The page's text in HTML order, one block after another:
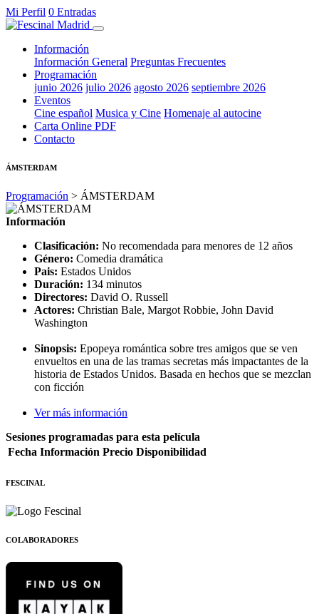
Mi Perfil 0 Entradas
Información
Información General Preguntas Frecuentes
Programación
junio 2026 julio 2026 agosto 2026 septiembre 2026
Eventos
Cine español Musica y Cine Homenaje al autocine
Carta Online PDF
Contacto
ÁMSTERDAM
Programación > ÁMSTERDAM
Información
Clasificación: No recomendada para menores de 12 años
Género: Comedia dramática
Pais: Estados Unidos
Duración: 134 minutos
Directores: David O. Russell
Actores: Christian Bale, Margot Robbie, John David
Washington
Sinopsis: Epopeya romántica sobre tres amigos que se ven
envueltos en una de las tramas secretas más impactantes de la
historia de Estados Unidos. Basada en hechos que se mezclan
con ficción
Ver más información
Sesiones programadas para esta película
Fecha Información Precio Disponibilidad
FESCINAL
COLABORADORES